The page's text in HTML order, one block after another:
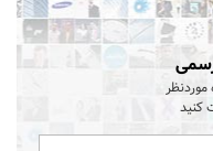
موردنظر
کنید